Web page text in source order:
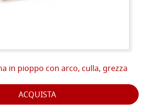
in pioppo con arco, culla, grezza
ACQUISTA